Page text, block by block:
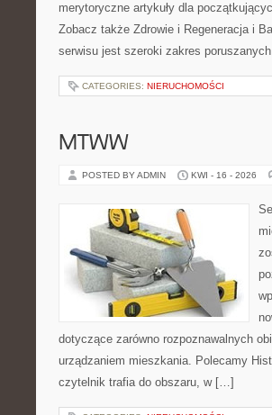
merytoryczne artykuły dla
Zobacz także Zdrowie i Regeneracja i
serwisu jest szeroki zakres
CATEGORIES: NIERUCHOMOŚCI
MTWW
POSTED BY ADMIN KWI - 16 - 2026
dotyczące zarówno rozpoznawalnych
urządzaniem mieszkania. Polecamy
czytelnik trafia do obszaru, w […]